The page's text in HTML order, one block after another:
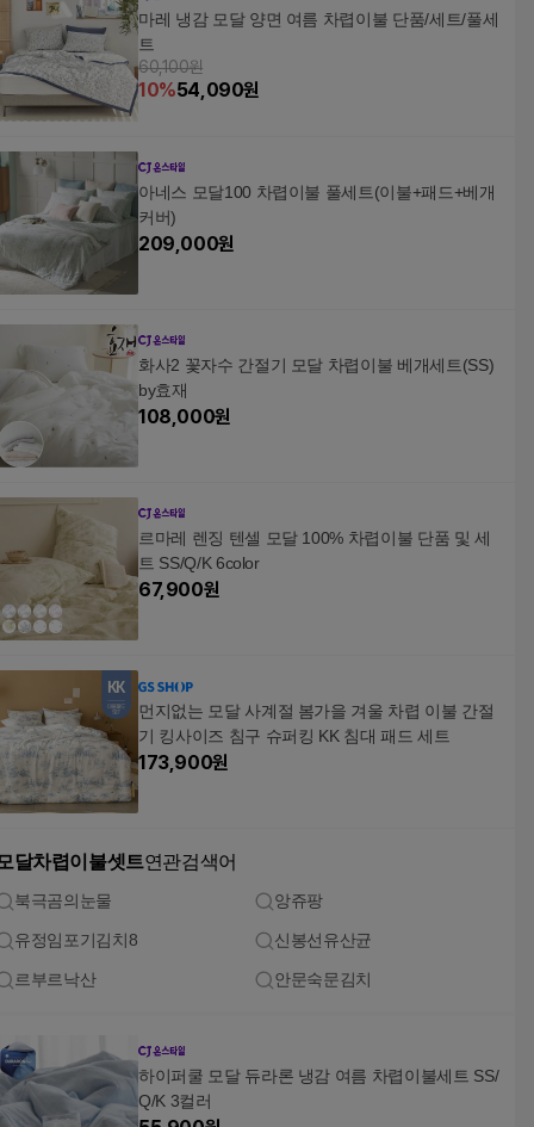
마레 냉감 모달 양면 여름 차렵이불 단품/세트/풀세
트
60,100원
10%54,090원
아네스 모달100 차렵이불 풀세트(이불+패드+베개
커버)
209,000원
화사2 꽃자수 간절기 모달 차렵이불 베개세트(SS)
by효재
108,000원
르마레 렌징 텐셀 모달 100% 차렵이불 단품 및 세
트 SS/Q/K 6color
67,900원
먼지없는 모달 사계절 봄가을 겨울 차렵 이불 간절
기 킹사이즈 침구 슈퍼킹 KK 침대 패드 세트
173,900원
달차렵이불셋트연관검색어
북극곰의눈물 앙쥬팡
유정임포기김치8 신봉선유산균
르부르낙산 안문숙문김치
하이퍼쿨 모달 듀라론 냉감 여름 차렵이불세트 SS/
Q/K 3컬러